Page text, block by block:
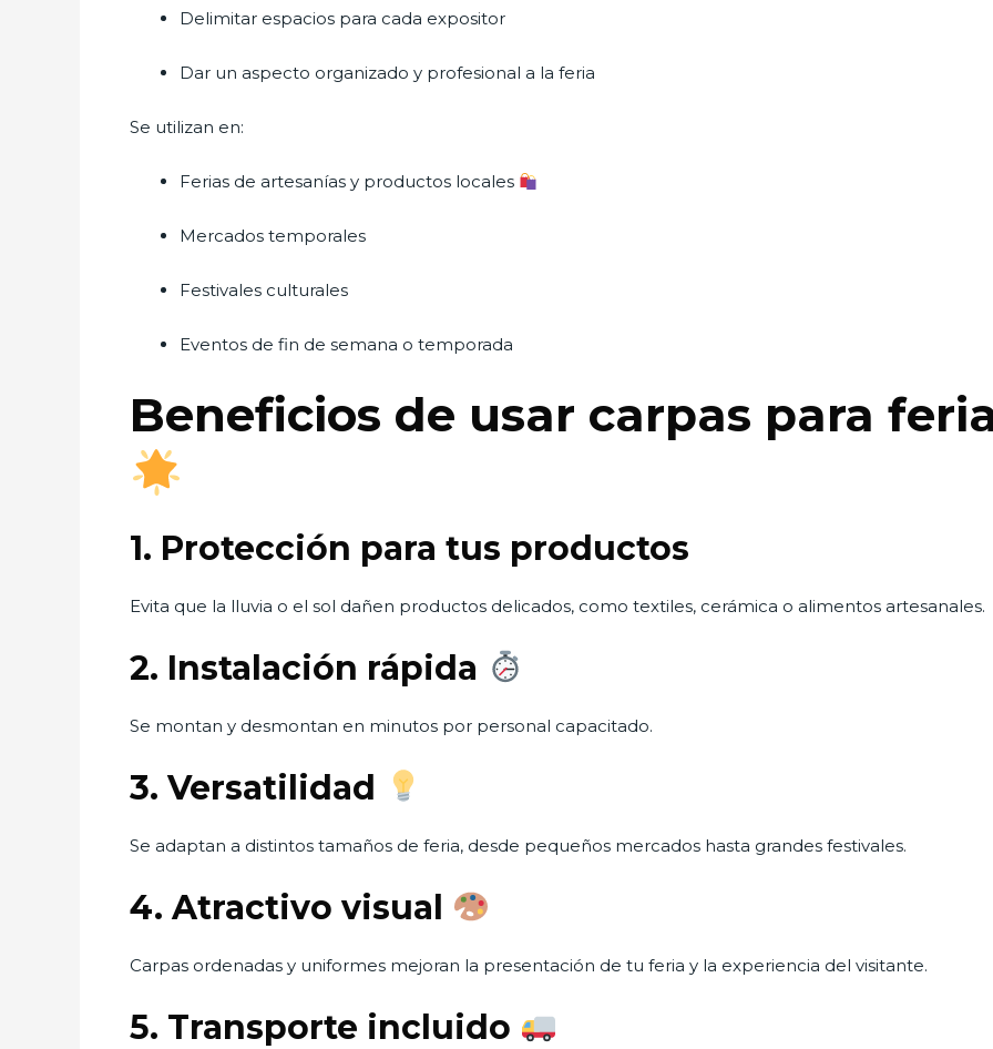
Delimitar espacios para cada expositor
Dar un aspecto organizado y profesional a la feria
Se utilizan en:
Ferias de artesanías y productos locales
Mercados temporales
Festivales culturales
Eventos de fin de semana o temporada
Beneficios de usar carpas para
1. Protección para tus productos
Evita que la lluvia o el sol dañen productos delicados, como textiles, cerámica o alimentos artesanales.
2. Instalación rápida
Se montan y desmontan en minutos por personal capacitado.
3. Versatilidad
Se adaptan a distintos tamaños de feria, desde pequeños mercados hasta grandes festivales.
4. Atractivo visual
Carpas ordenadas y uniformes mejoran la presentación de tu feria y la experiencia del visitante.
5. Transporte incluido